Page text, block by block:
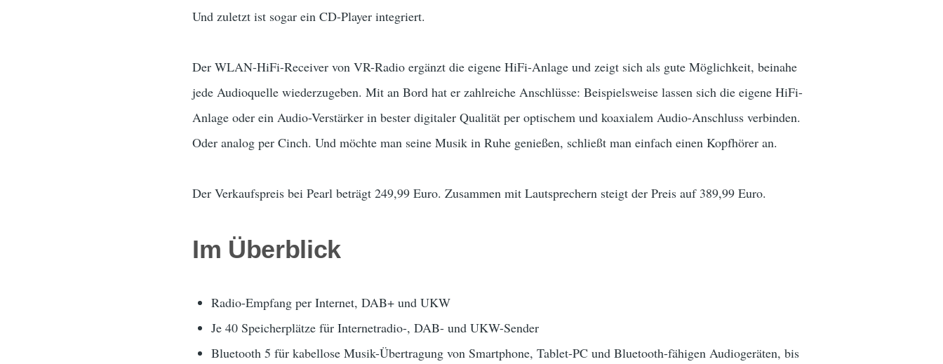
Und zuletzt ist sogar ein CD-Player integriert.
Der WLAN-HiFi-Receiver von VR-Radio ergänzt die eigene HiFi-Anlage und zeigt sich als gute Möglichkeit, beinahe
jede Audioquelle wiederzugeben. Mit an Bord hat er zahlreiche Anschlüsse: Beispielsweise lassen sich die eigene HiFi-
Anlage oder ein Audio-Verstärker in bester digitaler Qualität per optischem und koaxialem Audio-Anschluss verbinden.
Oder analog per Cinch. Und möchte man seine Musik in Ruhe genießen, schließt man einfach einen Kopfhörer an.
Der Verkaufspreis bei Pearl beträgt 249,99 Euro. Zusammen mit Lautsprechern steigt der Preis auf 389,99 Euro.
Im Überblick
Radio-Empfang per Internet, DAB+ und UKW
Je 40 Speicherplätze für Internetradio-, DAB- und UKW-Sender
Bluetooth 5 für kabellose Musik-Übertragung von Smartphone, Tablet-PC und Bluetooth-fähigen Audiogeräten, bis